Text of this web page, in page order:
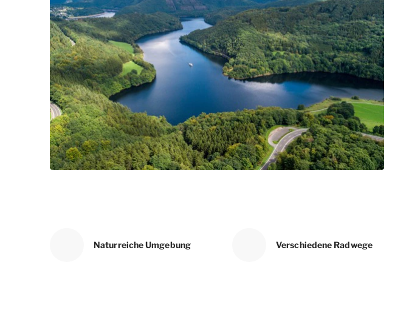
Naturreiche Umgebung Verschiedene Radwege